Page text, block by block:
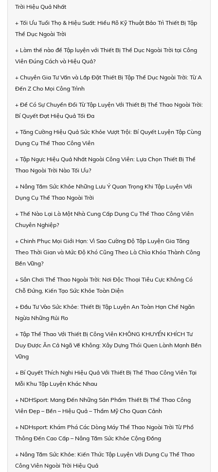
Trời Hiệu Quả Nhất
+ Tối Ưu Tuổi Thọ & Hiệu Suất: Hiểu Rõ Kỹ Thuật Bảo Trì Thiết Bị Tập
Thể Dục Ngoài Trời
+ Làm thế nào để Tập luyện với Thiết Bị Thể Dục Ngoài Trời tại Công
Viên Đúng Cách và Hiệu Quả?
+ Chuyên Gia Tư Vấn và Lắp Đặt Thiết Bị Tập Thể Dục Ngoài Trời: Từ A
Đến Z Cho Mọi Công Trình
+ Để Có Sự Chuyển Đổi Từ Tập Luyện Với Thiết Bị Thể Thao Ngoài Trời:
Bí Quyết Đạt Hiệu Quả Tối Đa
+ Tăng Cường Hiệu Quả Sức Khỏe Vượt Trội: Bí Quyết Luyện Tập Cùng
Dụng Cụ Thể Thao Công Viên
+ Tập Ngực Hiệu Quả Nhất Ngoài Công Viên: Lựa Chọn Thiết Bị Thể
Thao Ngoài Trời Nào Tối Ưu?
+ Nâng Tầm Sức Khỏe Những Lưu Ý Quan Trọng Khi Tập Luyện Với
Dụng Cụ Thể Thao Ngoài Trời
+ Thế Nào Lại Là Một Nhà Cung Cấp Dụng Cụ Thể Thao Công Viên
Chuyên Nghiệp?
+ Chinh Phục Mọi Giới Hạn: Vì Sao Cường Độ Tập Luyện Gia Tăng
Theo Thời Gian và Mức Độ Khó Cũng Theo Là Chìa Khóa Thành Công
Bền Vững?
+ Sân Chơi Thể Thao Ngoài Trời: Nơi Độc Thoại Tiêu Cực Không Có
Chỗ Đứng, Kiến Tạo Sức Khỏe Toàn Diện
+ Đầu Tư Vào Sức Khỏe: Thiết Bị Tập Luyện An Toàn Hạn Chế Ngăn
Ngừa Những Rủi Ro
+ Tập Thể Thao Với Thiết Bị Công Viên KHÔNG KHUYẾN KHÍCH Tư
Duy Được Ăn Cả Ngã Về Không: Xây Dựng Thói Quen Lành Mạnh Bền
Vững
+ Bí Quyết Thích Nghi Hiệu Quả Với Thiết Bị Thể Thao Công Viên Tại
Mỗi Khu Tập Luyện Khác Nhau
+ NDHSport: Mang Đến Những Sản Phẩm Thiết Bị Thể Thao Công
Viên Đẹp – Bền – Hiệu Quả – Thẩm Mỹ Cho Quan Cảnh
+ NDHsport: Khám Phá Các Dòng Máy Thể Thao Ngoài Trời Từ Phổ
Thông Đến Cao Cấp – Nâng Tầm Sức Khỏe Cộng Đồng
+ Nâng Tầm Sức Khỏe: Kiến Thức Tập Luyện Với Dụng Cụ Thể Thao
Công Viên Ngoài Trời Hiệu Quả